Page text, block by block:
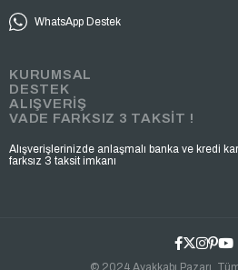
WhatsApp Destek
KURUMSAL
DESTEK
ALIŞVERİŞ
VADE FARKSIZ 3 TAKSİT !
Alışverişlerinizde anlaşmalı banka ve kredi
farksız 3 taksit imkanı
© 2024 Ayakkabı Pazarı. Tüm